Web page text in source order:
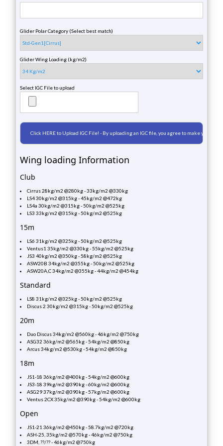
Glider Polar Category (Select best match)
Glider Wing Loading (kg/m2)
Select IGC File to upload
Wing loading Information
Club
Cirrus 28kg/m2 @280kg - 33kg/m2 @330kg
LS4 30kg/m2 @315kg - 45kg/m2 @472kg
LS4a 30kg/m2 @315kg - 50kg/m2 @525kg
LS3 33kg/m2 @315kg - 50kg/m2 @525kg
15m
LS6 31kg/m2 @325kg - 50kg/m2 @525kg
Ventus1 35kg/m2 @330kg - 55kg/m2 @525kg
JS3 40kg/m2 @350kg - 58kg/m2 @525kg
ASW20B 34kg/m2 @355kg - 50kg/m2 @525kg
ASW20A,C 34kg/m2 @355kg - 44kg/m2 @454kg
Standard
LS8 31kg/m2 @325kg - 50kg/m2 @525kg
Discus 2 30kg/m2 @315kg - 50kg/m2 @525kg
20m
Duo Discus 34kg/m2 @560kg - 46kg/m2 @750kg
ASG32 36kg/m2 @565kg - 54kg/m2 @850kg
Arcus 34kg/m2 @530kg - 54kg/m2 @850kg
18m
JS1-18 36kg/m2 @400kg - 54kg/m2 @600kg
JS3-18 39kg/m2 @390kg - 60kg/m2 @600kg
ASG29 37kg/m2 @390kg - 57kg/m2 @600kg
Ventus 2CX 35kg/m2 @390kg - 54kg/m2 @600kg
Open
JS1-21 36kg/m2 @450kg - 58.7kg/m2 @720kg
ASH-25, 35kg/m2 @570kg - 46kg/m2 @750kg
3DM, ??/?? - 46kg/m2 @750kg